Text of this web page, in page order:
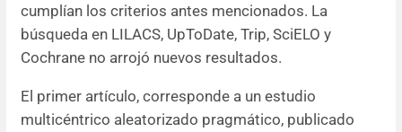
cumplían los criterios antes mencionados. La
búsqueda en LILACS, UpToDate, Trip, SciELO y
Cochrane no arrojó nuevos resultados.
El primer artículo, corresponde a un estudio
multicéntrico aleatorizado pragmático, publicado